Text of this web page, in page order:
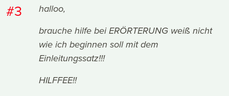
#3
halloo,
brauche hilfe bei ERÖRTERUNG weiß nicht
wie ich beginnen soll mit dem
Einleitungssatz!!!
HILFFEE!!